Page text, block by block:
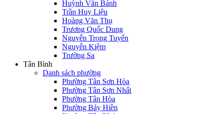
Huỳnh Văn Bánh
Trần Huy Liệu
Hoàng Văn Thụ
Trương Quốc Dung
Nguyễn Trọng Tuyển
Nguyễn Kiệm
Trường Sa
Tân Bình
Danh sách phường
Phường Tân Sơn Hòa
Phường Tân Sơn Nhất
Phường Tân Hòa
Phường Bảy Hiền